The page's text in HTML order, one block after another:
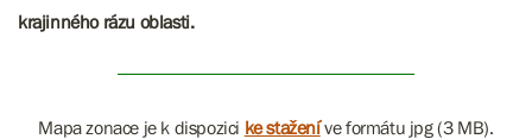
krajinného rázu oblasti.
Mapa zonace je k dispozici ke staženíve formátu jpg (3 MB).